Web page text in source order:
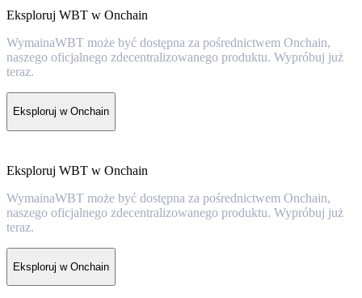
Eksploruj WBT w Onchain
WymainaWBT może być dostępna za pośrednictwem Onchain,
naszego oficjalnego zdecentralizowanego produktu. Wypróbuj już
teraz.
Eksploruj w Onchain
Eksploruj WBT w Onchain
WymainaWBT może być dostępna za pośrednictwem Onchain,
naszego oficjalnego zdecentralizowanego produktu. Wypróbuj już
teraz.
Eksploruj w Onchain